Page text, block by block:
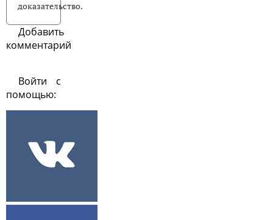
доказательство.
Добавить
комментарий
Войти с
помощью: